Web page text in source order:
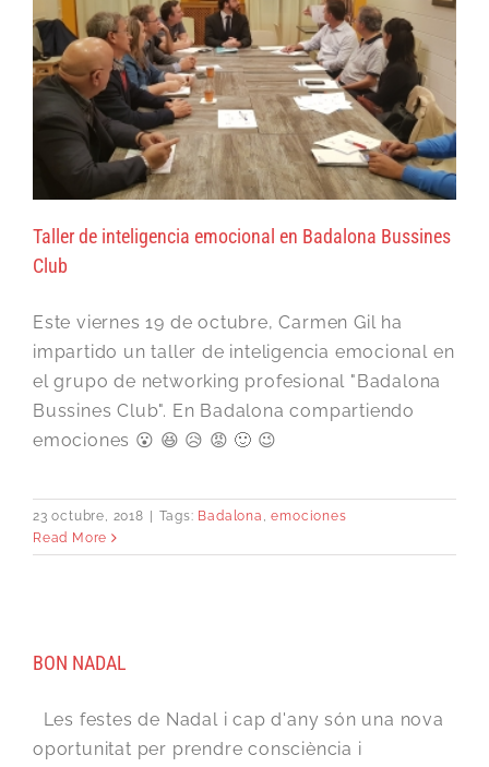
Taller de inteligencia emocional en Badalona Bussines
Club
Este viernes 19 de octubre, Carmen Gil ha
impartido un taller de inteligencia emocional en
el grupo de networking profesional "Badalona
Bussines Club". En Badalona compartiendo
emociones 😮 😆 😥 😡 🙂 😉
23 octubre, 2018 Tags: Badalona ,emociones
Read More
BON NADAL
Les festes de Nadal i cap d'any són una nova
oportunitat per prendre consciència i